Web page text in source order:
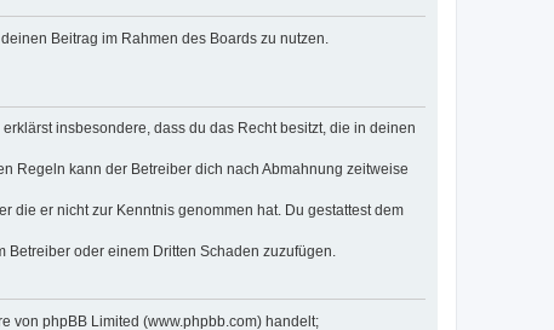
Beitrag im Rahmen des Boards zu nutzen.
insbesondere, dass du das Recht besitzt, die in deinen
Regeln kann der Betreiber dich nach Abmahnung zeitweise
die er nicht zur Kenntnis genommen hat. Du gestattest dem
Betreiber oder einem Dritten Schaden zuzufügen.
von phpBB Limited (www.phpbb.com) handelt;